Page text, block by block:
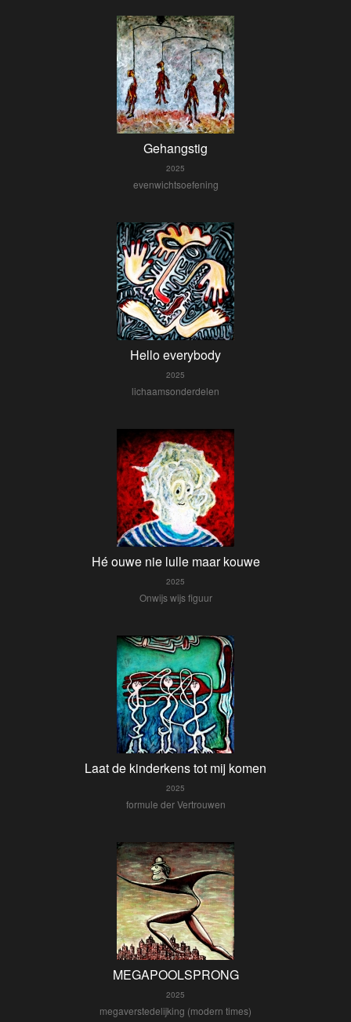
Gehangstig
2025
evenwichtsoefening
Hello everybody
2025
lichaamsonderdelen
Hé ouwe nie lulle maar kouwe
2025
Onwijs wijs figuur
Laat de kinderkens tot mij komen
2025
formule der Vertrouwen
MEGAPOOLSPRONG
2025
megaverstedelijking (modern times)